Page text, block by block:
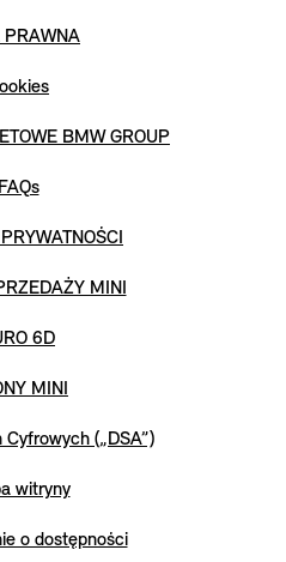
PRAWNA
BMW GROUP
FAQs
MINI
6D
MINI
Cyfrowych („DSA”)
witryny
o dostępności